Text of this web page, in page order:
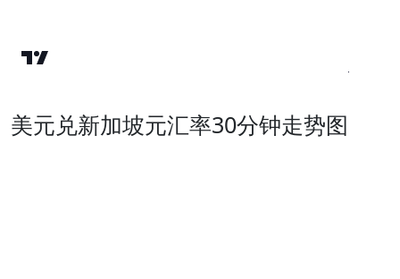
美元兑新加坡元汇率30分钟走势图